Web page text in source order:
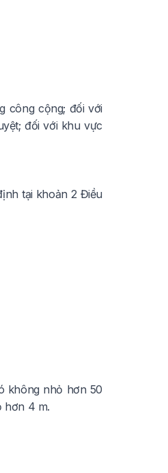
công cộng; đối với
đối với khu vực
tại khoản 2 Điều
không nhỏ hơn 50
hơn 4 m.